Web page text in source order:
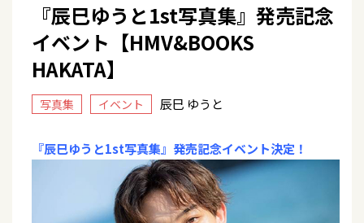
『辰巳ゆうと1st写真集』発売記念
イベント【HMV&BOOKS
HAKATA】
写真集 イベント 辰巳 ゆうと
『辰巳ゆうと1st写真集』発売記念イベント決定！